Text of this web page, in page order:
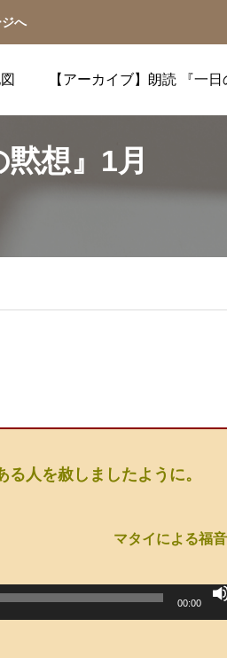
へ
【アーカイブ】朗読 『一
想』1月
人を赦しましたように。
マタイによる福
00:00